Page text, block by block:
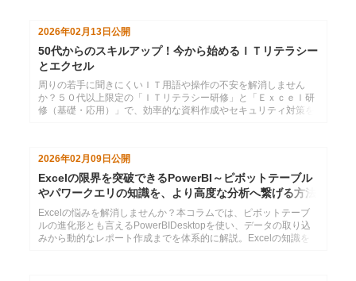
2026年02月13日 公開
50代からのスキルアップ！今から始めるＩＴリテラシー
とエクセル
周りの若手に聞きにくいＩＴ用語や操作の不安を解消しません
か？５０代以上限定の「ＩＴリテラシー研修」と「Ｅｘｃｅｌ研
修（基礎・応用）」で、効率的な資料作成やセキュリティ対策を
2026年02月09日 公開
Excelの限界を突破できるPowerBI～ピボットテーブル
やパワークエリの知識を、より高度な分析へ繋げる方法
Excelの悩みを解消しませんか？本コラムでは、ピボットテーブ
ルの進化形とも言えるPowerBIDesktopを使い、データの取り込
みから動的なレポート作成までを体系的に解説。Excelの知識を